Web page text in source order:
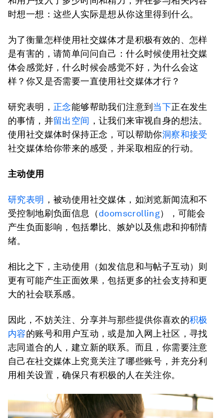
时想一想：这些人实际是想从你这里得到什么。
为了衡量怎样使用社交媒体才是积极有效的、怎样
是有害的，请简单问问自己：什么时候使用社交媒
体会感觉好，什么时候会感觉不好，为什么会这
样？你又是否需要一直使用社交媒体才行？
研究表明， 正念能够帮助我们注意到当下正在发生
的事情，并留出空间 ，让我们来审视自身的想法。
使用社交媒体时保持正念，可以帮助你洞察和接受
社交媒体给你带来的感受，并采取相应的行动。
主动使用
研究表明 ，被动使用社交媒体，如浏览新闻流和不
受控制地刷负面信息（doomscrolling），可能会
产生负面影响，包括攀比、嫉妒以及焦虑和抑郁情
绪。
相比之下，主动使用（如发信息和与帖子互动）则
更有可能产生正面效果，包括更多的社会支持和更
大的社会联系感。
因此，不妨关注、分享并与那些提供你喜欢的积极
内容的账号和用户互动，或是加入网上社区，寻找
志同道合的人，建立新的联系。而且，你需要注意
自己在社交媒体上究竟关注了哪些账号，并充分利
用相关设置，确保只有积极的人在关注你。